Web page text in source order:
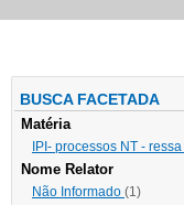
BUSCA FACETADA
Matéria
IPI- processos NT - ressa
Nome Relator
Não Informado (1)